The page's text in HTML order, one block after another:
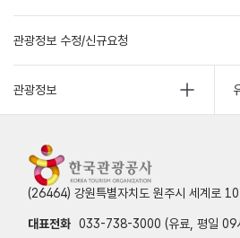
관광정보 수정/신규요청
관광정보
(26464) 강원특별자치도 원주시 세계로 10
대표전화 033-738-3000 (유료, 평일 09